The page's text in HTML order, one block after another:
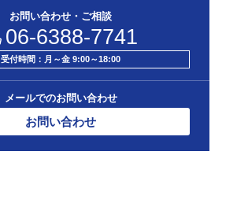
お問い合わせ・ご相談
06-6388-7741
受付時間：月～金 9:00～18:00
メールでのお問い合わせ
お問い合わせ